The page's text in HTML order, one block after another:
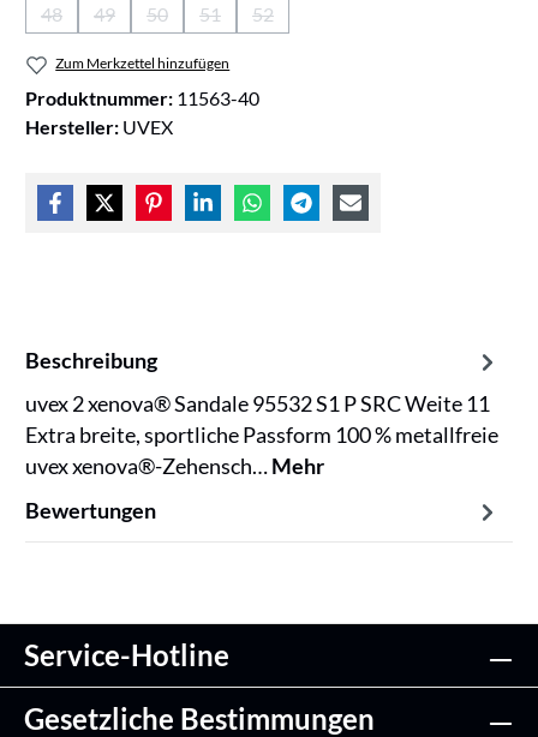
48
(Diese Option ist zurzeit nicht verfügbar.)
49
(Diese Option ist zurzeit nicht verfügbar.)
50
(Diese Option ist zurzeit nicht verfügbar.)
51
(Diese Option ist zurzeit nicht verfügbar.)
52
(Diese Option ist zurzeit nicht
Zum Merkzettel hinzufügen
Produktnummer: 11563-40
Hersteller: UVEX
Beschreibung
uvex 2 xenova® Sandale 95532 S1 P SRC Weite 11
Extra breite, sportliche Passform 100 % metallfreie
uvex xenova®-Zehensch…Mehr
Bewertungen
Service-Hotline
Gesetzliche Bestimmungen